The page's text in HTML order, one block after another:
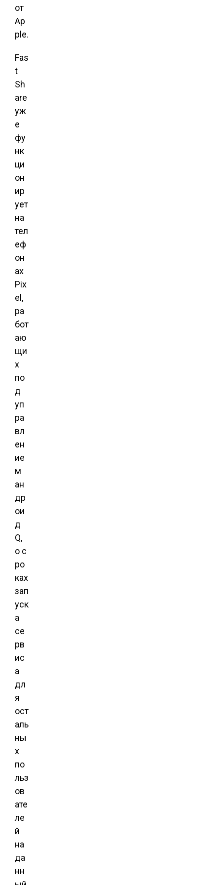
от
Ap
ple.
Fas
t
Sh
are
уж
е
фу
нк
ци
он
ир
ует
на
тел
еф
он
ах
Pix
el,
ра
бот
аю
щи
х
по
д
уп
ра
вл
ен
ие
м
ан
др
ои
д
Q,
о с
ро
ках
зап
уск
а
се
рв
ис
а
дл
я
ост
аль
ны
х
по
льз
ов
ате
ле
й
на
да
нн